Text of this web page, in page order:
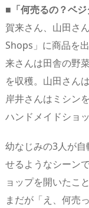
■「何売るの？ベ
賀来さん、山田さ
Shops」に商品を
来さんは田舎の野
を収穫。山田さん
岸井さんはミシン
ハンドメイドショ
幼なじみの3人が
せるようなシーン
ョップを開いたこ
まだが「え、何売